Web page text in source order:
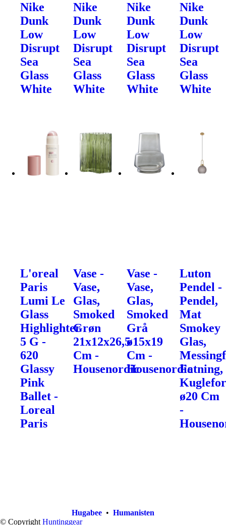
Nike
Dunk
Low
Disrupt
Sea
Glass
White
Nike
Dunk
Low
Disrupt
Sea
Glass
White
Nike
Dunk
Low
Disrupt
Sea
Glass
White
Nike
Dunk
Low
Disrupt
Sea
Glass
White
L'oreal
Paris
Lumi Le
Glass
Highlighter
5 G -
620
Glassy
Pink
Ballet -
Loreal
Paris
Vase -
Vase,
Glas,
Smoked
Grøn
21x12x26,5
Cm -
Housenordic
Vase -
Vase,
Glas,
Smoked
Grå
ø15x19
Cm -
Housenordic
Luton
Pendel -
Pendel,
Mat
Smokey
Glas,
Fatning,
ø20 Cm
-
Hugabee• Humanisten
© Copyright Huntinggear